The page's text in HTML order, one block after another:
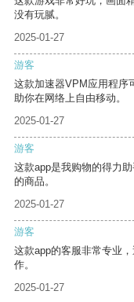
没有玩腻。
2025-01-27
游客
这款加速器VPM应用程序
助你在网络上自由移动。
2025-01-27
游客
这款app是我购物的得力
的商品。
2025-01-27
游客
这款app的客服非常专业
作。
2025-01-27